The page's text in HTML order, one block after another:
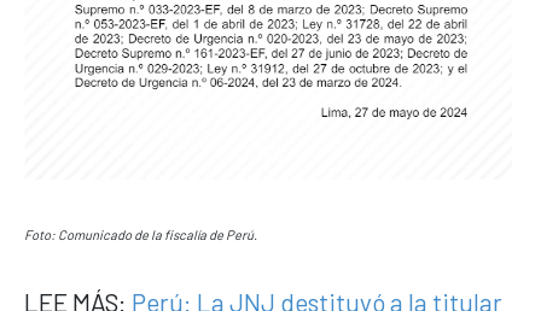
Foto: Comunicado de la fiscalía de Perú.
LEE MÁS: Perú: La JNJ destituyó a la titular